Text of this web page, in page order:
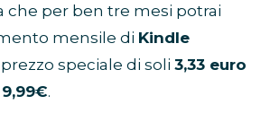
che per ben tre mesi potrai
mensile di Kindle
speciale di soli 3,33 euro
9,99€.